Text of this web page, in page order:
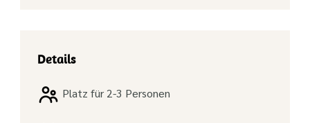
Details
Platz für 2-3 Personen